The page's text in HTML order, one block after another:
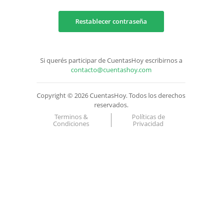
Restablecer contraseña
Si querés participar de CuentasHoy escribirnos a
contacto@cuentashoy.com
Copyright © 2026 CuentasHoy. Todos los derechos
reservados.
Terminos &
Condiciones
Políticas de
Privacidad